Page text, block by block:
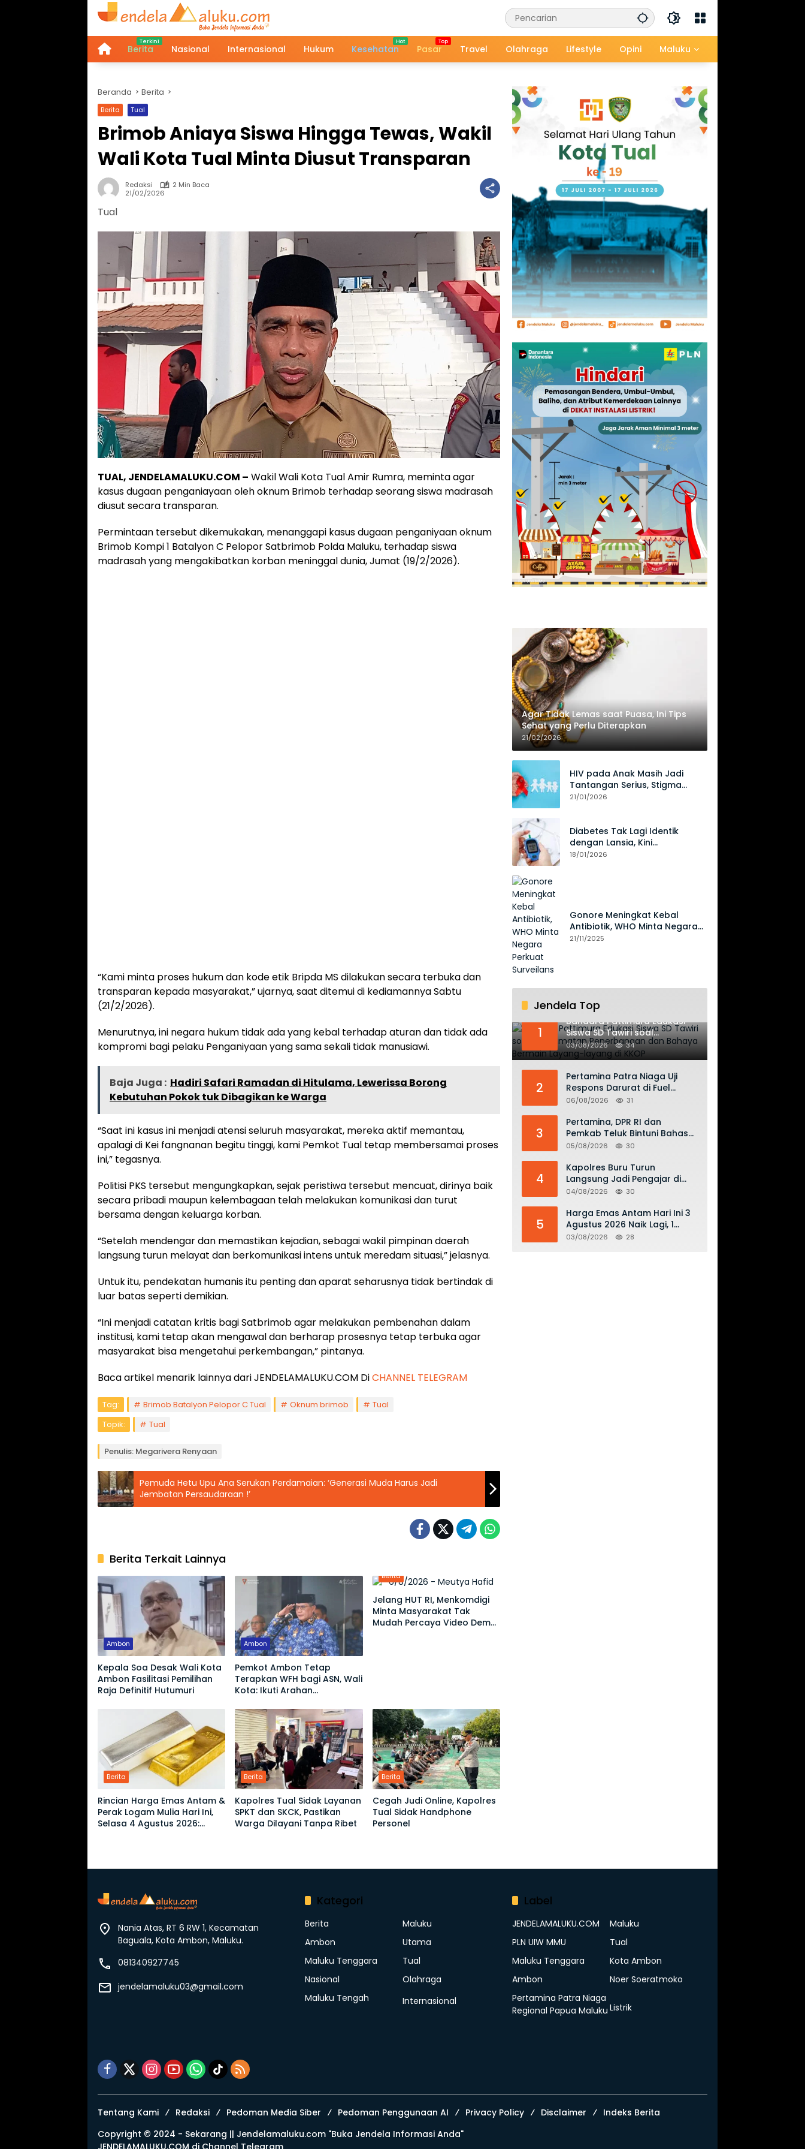
Home
Berita Nasional Internasional Hukum Kesehatan Pasar Travel Olahraga Lifestyle Opini Maluku
Beranda Berita
Berita Tual
Brimob Aniaya Siswa Hingga Tewas, Wakil
Wali Kota Tual Minta Diusut Transparan
Redaksi
2 Min Baca
21/02/2026
Tual
TUAL, JENDELAMALUKU.COM – Wakil Wali Kota Tual Amir Rumra, meminta agar
kasus dugaan penganiayaan oleh oknum Brimob terhadap seorang siswa madrasah
diusut secara transparan.
Permintaan tersebut dikemukakan, menanggapi kasus dugaan penganiyaan oknum
Brimob Kompi 1 Batalyon C Pelopor Satbrimob Polda Maluku, terhadap siswa
madrasah yang mengakibatkan korban meninggal dunia, Jumat (19/2/2026).
“Kami minta proses hukum dan kode etik Bripda MS dilakukan secara terbuka dan
transparan kepada masyarakat,” ujarnya, saat ditemui di kediamannya Sabtu
(21/2/2026).
Menurutnya, ini negara hukum tidak ada yang kebal terhadap aturan dan tidak ada
kompromi bagi pelaku Penganiyaan yang sama sekali tidak manusiawi.
Baja Juga : Hadiri Safari Ramadan di Hitulama, Lewerissa Borong
Kebutuhan Pokok tuk Dibagikan ke Warga
“Saat ini kasus ini menjadi atensi seluruh masyarakat, mereka aktif memantau,
apalagi di Kei fangnanan begitu tinggi, kami Pemkot Tual tetap membersamai proses
ini,” tegasnya.
Politisi PKS tersebut mengungkapkan, sejak peristiwa tersebut mencuat, dirinya baik
secara pribadi maupun kelembagaan telah melakukan komunikasi dan turut
bersama dengan keluarga korban.
“Setelah mendengar dan memastikan kejadian, sebagai wakil pimpinan daerah
langsung turun melayat dan berkomunikasi intens untuk meredam situasi,” jelasnya.
Untuk itu, pendekatan humanis itu penting dan aparat seharusnya tidak bertindak di
luar batas seperti demikian.
“Ini menjadi catatan kritis bagi Satbrimob agar melakukan pembenahan dalam
institusi, kami tetap akan mengawal dan berharap prosesnya tetap terbuka agar
masyarakat bisa mengetahui perkembangan,” pintanya.
Baca artikel menarik lainnya dari JENDELAMALUKU.COM DiCHANNEL TELEGRAM
Tag: Brimob Batalyon Pelopor C Tual Oknum brimob
Tual
Topik:
Tual
Penulis: Megarivera Renyaan
Pemuda Hetu Upu Ana Serukan Perdamaian: ‘Generasi Muda Harus Jadi
Jembatan Persaudaraan !’
Berita Terkait Lainnya
Ambon
Kepala Soa Desak Wali Kota
Ambon Fasilitasi Pemilihan
Raja Definitif Hutumuri
Ambon
Pemkot Ambon Tetap
Terapkan WFH bagi ASN, Wali
Kota: Ikuti Arahan
Berita
Jelang HUT RI, Menkomdigi
Minta Masyarakat Tak
Mudah Percaya Video Demo
Berita
Rincian Harga Emas Antam &
Perak Logam Mulia Hari Ini,
Selasa 4 Agustus 2026:
Berita
Kapolres Tual Sidak Layanan
SPKT dan SKCK, Pastikan
Warga Dilayani Tanpa Ribet
Berita
Cegah Judi Online, Kapolres
Tual Sidak Handphone
Personel
Agar Tidak Lemas saat Puasa, Ini Tips
Sehat yang Perlu Diterapkan
21/02/2026
HIV pada Anak Masih Jadi
Tantangan Serius, Stigma
Hambat Akses Perawatan
21/01/2026
Diabetes Tak Lagi Identik
dengan Lansia, Kini
Mengancam Generasi Muda
18/01/2026
Gonore Meningkat Kebal
Antibiotik, WHO Minta Negara
Perkuat Surveilans
21/11/2025
Jendela Top
1
Bandara Pattimura Edukasi
Siswa SD Tawiri soal
Keselamatan Penerbangan
dan Bahaya Bermain Layang-
03/08/2026 34
2
Pertamina Patra Niaga Uji
Respons Darurat di Fuel
Terminal Biak, Antisipasi Risiko
BBM
06/08/2026 31
3
Pertamina, DPR RI dan
Pemkab Teluk Bintuni Bahas
Penguatan Distribusi BBM dan
05/08/2026 30
4
Kapolres Buru Turun
Langsung Jadi Pengajar di
SMAN 2, Edukasi Kesadaran
04/08/2026 30
5
Harga Emas Antam Hari Ini 3
Agustus 2026 Naik Lagi, 1
Gram Tembus Rp 2,61 Juta
03/08/2026 28
Nania Atas, RT 6 RW 1, Kecamatan
Baguala, Kota Ambon, Maluku.
081340927745
jendelamaluku03@gmail.com
Kategori
Berita
Maluku
Ambon
Utama
Maluku Tenggara
Tual
Nasional
Olahraga
Maluku Tengah
Internasional
Label
JENDELAMALUKU.COM
Maluku
PLN UIW MMU
Tual
Maluku Tenggara
Kota Ambon
Ambon
Noer Soeratmoko
Pertamina Patra Niaga
Regional Papua Maluku Listrik
Tentang Kami Redaksi Pedoman Media Siber Pedoman Penggunaan AI Privacy Policy Disclaimer
Indeks Berita
Copyright © 2024 - Sekarang || Jendelamaluku.com "Buka Jendela Informasi Anda"